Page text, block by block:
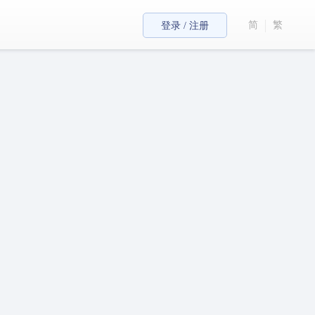
登录 / 注册 简 繁